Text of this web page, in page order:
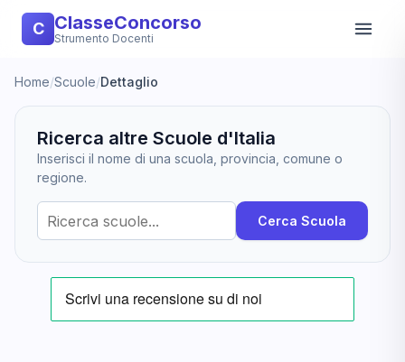
C ClasseConcorso
Strumento Docenti
Home/Scuole/Dettaglio
Ricerca altre Scuole d'Italia
Inserisci il nome di una scuola, provincia, comune o
regione.
Cerca Scuola